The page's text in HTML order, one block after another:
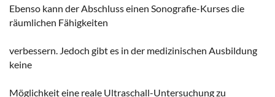
Ebenso kann der Abschluss einen Sonografie-Kurses die
räumlichen Fähigkeiten
verbessern. Jedoch gibt es in der medizinischen Ausbildung
keine
Möglichkeit eine reale Ultraschall-Untersuchung zu